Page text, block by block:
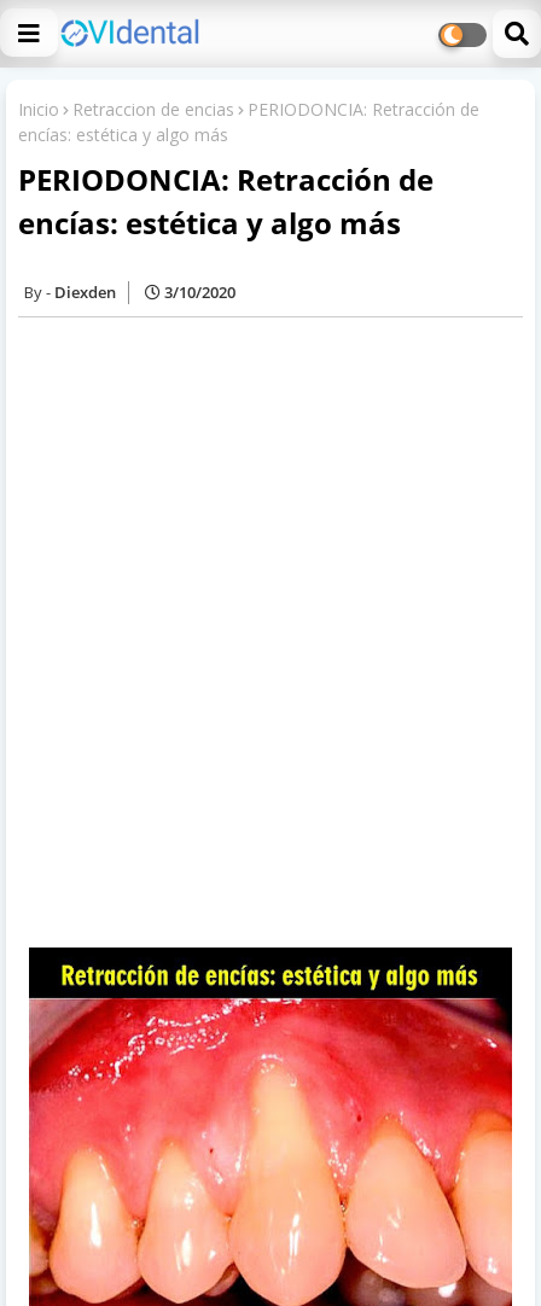
Inicio Retraccion de encias
PERIODONCIA: Retracción de
encías: estética y algo más
PERIODONCIA: Retracción de
encías: estética y algo más
Diexden 3/10/2020